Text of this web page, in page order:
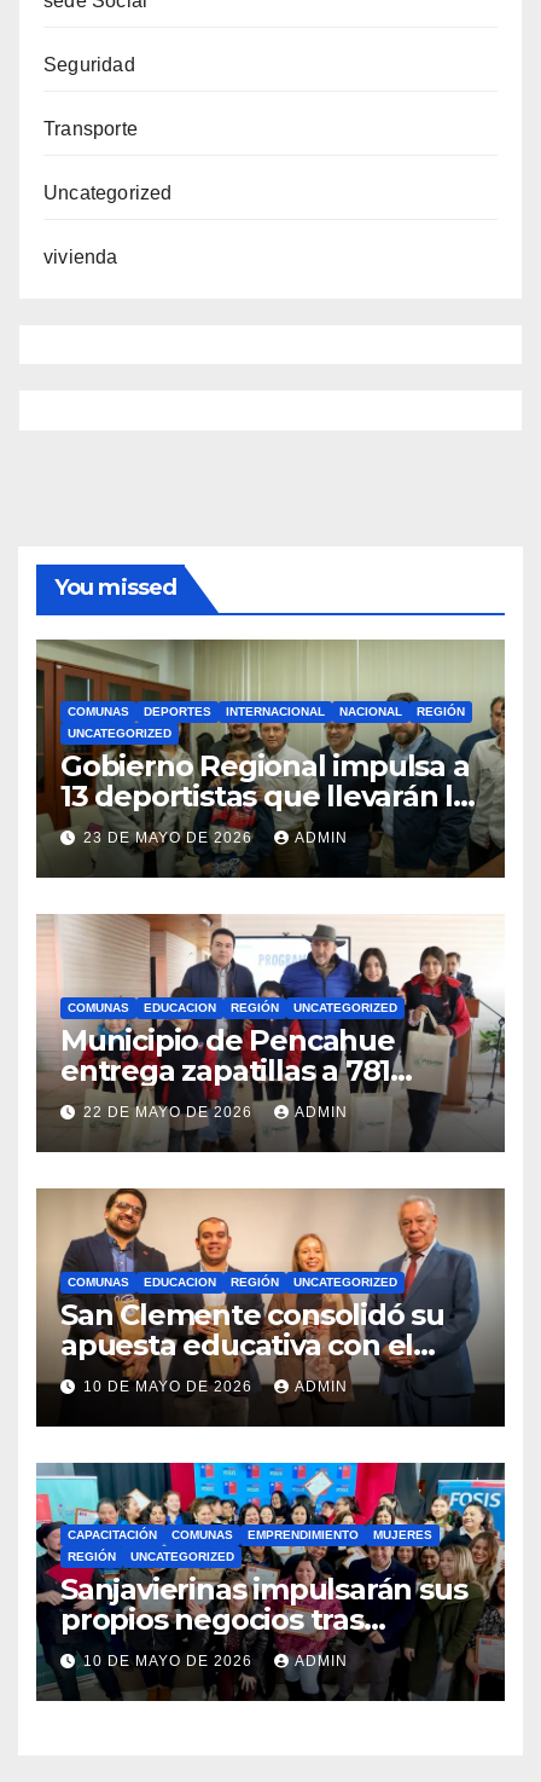
Seguridad
Transporte
Uncategorized
vivienda
You missed
COMUNAS DEPORTES INTERNACIONAL NACIONAL
REGIÓN
UNCATEGORIZED
Gobierno Regional impulsa a
13 deportistas que llevarán la
bandera maulina a
competencias
internacionales
23 DE MAYO DE 2026 ADMIN
COMUNAS EDUCACION REGIÓN UNCATEGORIZED
Municipio de Pencahue
entrega zapatillas a 781
estudiantes con recursos del
Royalty Minero
22 DE MAYO DE 2026 ADMIN
COMUNAS EDUCACION REGIÓN UNCATEGORIZED
San Clemente consolidó su
apuesta educativa con el
lanzamiento del
Preuniversitario Brotes 2026
10 DE MAYO DE 2026 ADMIN
CAPACITACIÓN COMUNAS EMPRENDIMIENTO
MUJERES
REGIÓN
UNCATEGORIZED
Sanjavierinas impulsarán sus
propios negocios tras
capacitarse junto al FOSIS
10 DE MAYO DE 2026 ADMIN